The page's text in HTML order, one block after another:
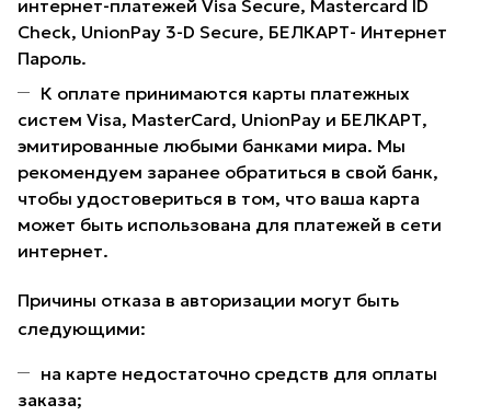
интернет-платежей Visa Secure, Mastercard ID
Check, UnionPay 3-D Secure, БЕЛКАРТ- Интернет
Пароль.
К оплате принимаются карты платежных
систем Visa, MasterCard, UnionPay и БЕЛКАРТ,
эмитированные любыми банками мира. Мы
рекомендуем заранее обратиться в свой банк,
чтобы удостовериться в том, что ваша карта
может быть использована для платежей в сети
интернет.
Причины отказа в авторизации могут быть
следующими:
на карте недостаточно средств для оплаты
заказа;